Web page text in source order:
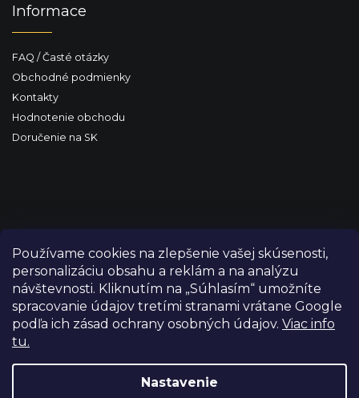
Používame cookies na zlepšenie vašej skúsenosti,
personalizáciu obsahu a reklám a na analýzu
návštevnosti. Kliknutím na „Súhlasím“ umožníte
spracovanie údajov tretími stranami vrátane Google
podľa ich zásad ochrany osobných údajov. Viac info
tu.
Nastavenie
Informace
FAQ / Časté otázky
Obchodné podmienky
Kontakty
Hodnotenie obchodu
Doručenie na SK
Copyright 2026FILM-TECHNIKA. Všetky práva vyhradené.
Upraviť nastavenie cookies